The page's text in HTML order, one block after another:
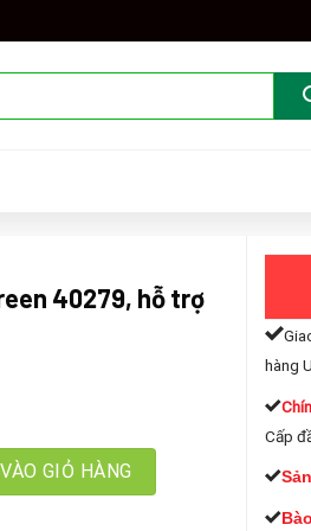
40279, hỗ trợ
hỗ trợ 4K*2K, 3D , Full HD số lượng
GIỎ HÀNG
hàng
Cấp